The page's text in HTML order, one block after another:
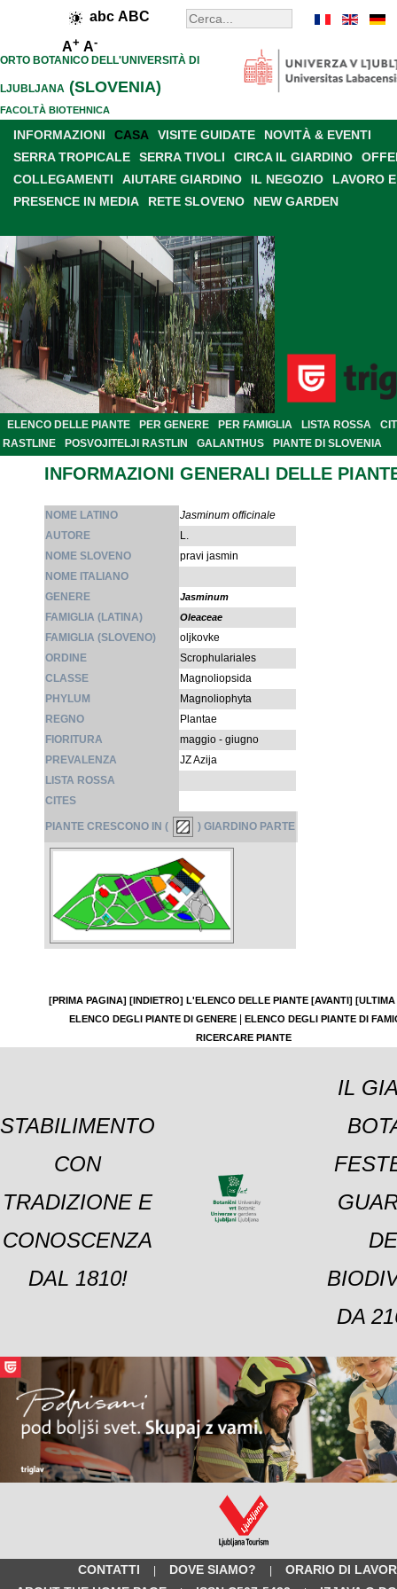
abc ABC
A+ A-
ORTO BOTANICO DELL'UNIVERSITÀ DI
LJUBLJANA (SLOVENIA)
FACOLTÀ BIOTEHNICA
INFORMAZIONI CASA VISITE GUIDATE
NOVITÀ & EVENTI
SERRA TROPICALE
SERRA TIVOLI CIRCA IL GIARDINO
COLLEGAMENTI
AIUTARE GIARDINO IL NEGOZIO
LAVORO
PRESENCE IN MEDIA
RETE SLOVENO NEW GARDEN
ELENCO DELLE PIANTE PER GENERE PER FAMIGLIA LISTA ROSSA
RASTLINE
POSVOJITELJI RASTLIN GALANTHUS PIANTE DI SLOVENIA
INFORMAZIONI GENERALI DELLE
NOME LATINO
Jasminum officinale
AUTORE
L.
NOME SLOVENO
pravi jasmin
NOME ITALIANO
GENERE
Jasminum
FAMIGLIA (LATINA) Oleaceae
FAMIGLIA (SLOVENO)
oljkovke
ORDINE
Scrophulariales
CLASSE
Magnoliopsida
PHYLUM
Magnoliophyta
REGNO
Plantae
FIORITURA
maggio - giugno
PREVALENZA
JZ Azija
LISTA ROSSA
CITES
PIANTE CRESCONO IN ( ) GIARDINO PARTE
[PRIMA PAGINA] [INDIETRO] L'ELENCO DELLE PIANTE [AVANTI]
ELENCO DEGLI PIANTE DI GENERE
ELENCO DEGLI PIANTE DI
RICERCARE PIANTE
STABILIMENTO
CON
TRADIZIONE E
CONOSCENZA
DAL 1810!
IL
DA
CONTATTI | DOVE SIAMO? |
ORARIO DI